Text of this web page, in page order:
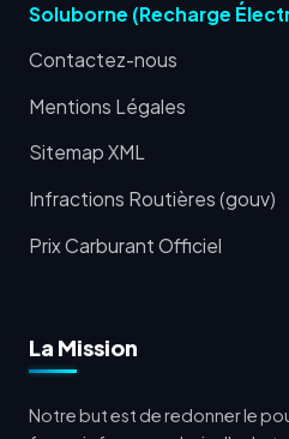
Soluborne (Recharge
Contactez-nous
Mentions Légales
Sitemap XML
Infractions Routières (gouv)
Prix Carburant Officiel
La Mission
Notre but est de redonner le